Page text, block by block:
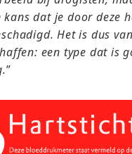
kans dat je door deze
Het is dus
een type dat is
”